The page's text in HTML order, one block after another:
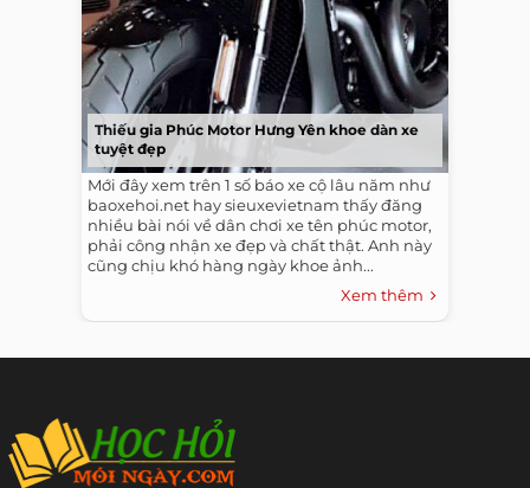
Thiếu gia Phúc Motor Hưng Yên khoe dàn xe
tuyệt đẹp
Mới đây xem trên 1 số báo xe cộ lâu năm như
baoxehoi.net hay sieuxevietnam thấy đăng
nhiều bài nói về dân chơi xe tên phúc motor,
phải công nhận xe đẹp và chất thật. Anh này
cũng chịu khó hàng ngày khoe ảnh...
Xem thêm